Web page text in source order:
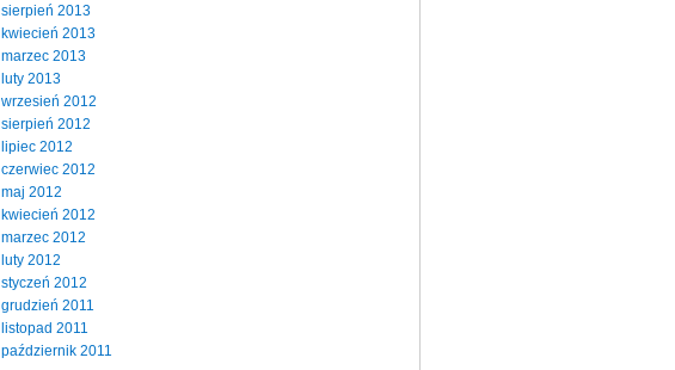
sierpień 2013
kwiecień 2013
marzec 2013
luty 2013
wrzesień 2012
sierpień 2012
lipiec 2012
czerwiec 2012
maj 2012
kwiecień 2012
marzec 2012
luty 2012
styczeń 2012
grudzień 2011
listopad 2011
październik 2011